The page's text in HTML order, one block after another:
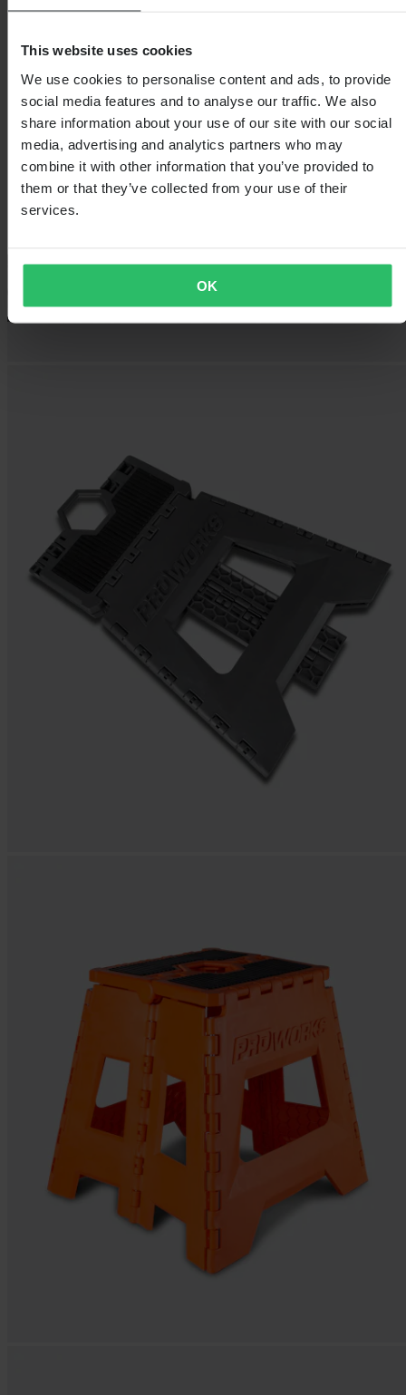
This website uses cookies
We use cookies to personalise content and ads, to provide
social media features and to analyse our traffic. We also
share information about your use of our site with our social
media, advertising and analytics partners who may
combine it with other information that you’ve provided to
them or that they’ve collected from your use of their
services.
OK